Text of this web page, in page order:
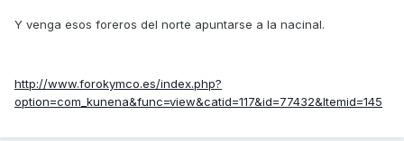
Y venga esos foreros del norte apuntarse a la nacinal.
http://www.forokymco.es/index.php?
option=com_kunena&func=view&catid=117&id=77432&Itemid=145